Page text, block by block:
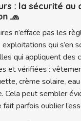
: la sécurité au
🧢
n’efface pas les
exploitations qui s’en
qui appliquent des
et vérifiées :
crème solaire,
Cela peut sembler
parfois oublier